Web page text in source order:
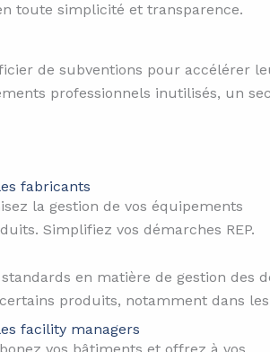
toute simplicité et transparence.
fabricants
la gestion de vos équipements
Simplifiez vos démarches REP.
facility managers
de subventions pour accélérer
professionnels inutilisés, un
en matière de gestion des
produits, notamment dans